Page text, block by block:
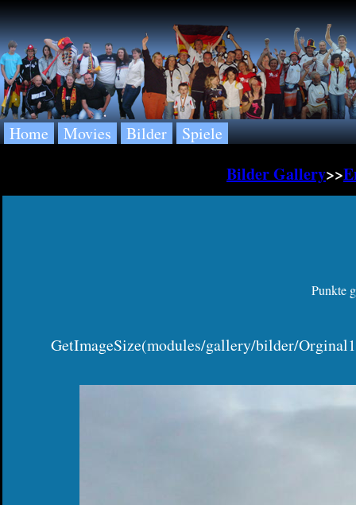
Home Movies Bilder Spiele
Bilder Gallery>>
Punkte
GetImageSize(modules/gallery/bilder/